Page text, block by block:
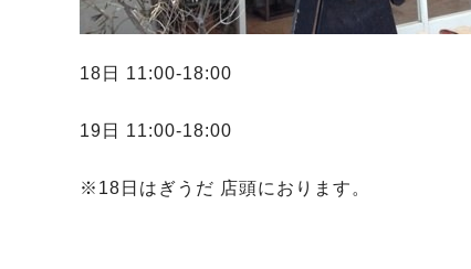
18日 11:00-18:00
19日 11:00-18:00
※18日はぎうだ 店頭におります。